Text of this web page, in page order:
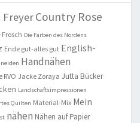
FreyerCountry Rose
Die Farben des Nordens
Ende gut-alles gut English-
Handnähen
RVO Jacke Zoraya Jutta Bücker
Landschaftsimpressionen
Quilten Material-Mix Mein
nähen Nähen auf Papier